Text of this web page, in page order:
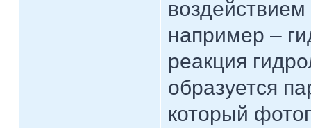
например –
реакция
образуется
который